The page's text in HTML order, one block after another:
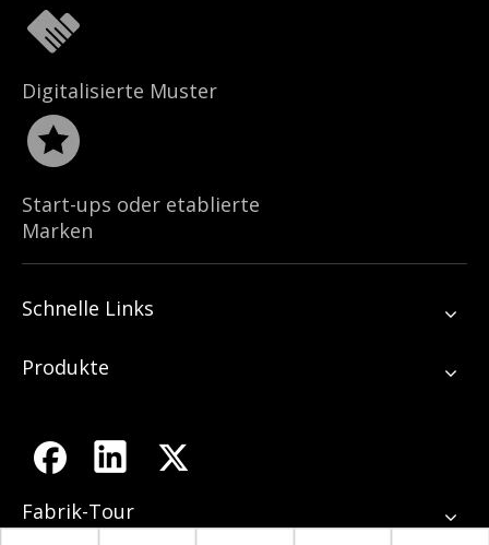
Digitalisierte Muster
Start-ups oder etablierte
Marken
Schnelle Links
Produkte
Fabrik-Tour